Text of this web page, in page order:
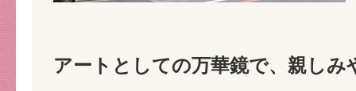
アートとしての万華鏡で、親しみ